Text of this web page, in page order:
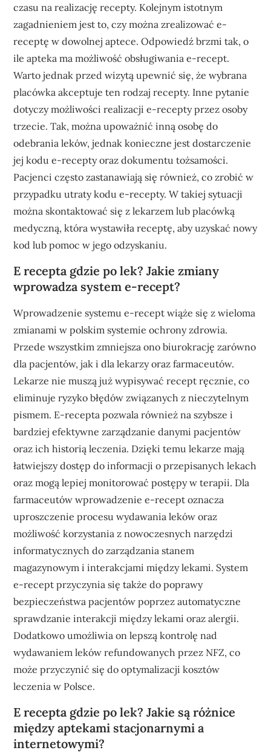
czasu na realizację recepty. Kolejnym istotnym
zagadnieniem jest to, czy można zrealizować e-
receptę w dowolnej aptece. Odpowiedź brzmi tak, o
ile apteka ma możliwość obsługiwania e-recept.
Warto jednak przed wizytą upewnić się, że wybrana
placówka akceptuje ten rodzaj recepty. Inne pytanie
dotyczy możliwości realizacji e-recepty przez osoby
trzecie. Tak, można upoważnić inną osobę do
odebrania leków, jednak konieczne jest dostarczenie
jej kodu e-recepty oraz dokumentu tożsamości.
Pacjenci często zastanawiają się również, co zrobić w
przypadku utraty kodu e-recepty. W takiej sytuacji
można skontaktować się z lekarzem lub placówką
medyczną, która wystawiła receptę, aby uzyskać nowy
kod lub pomoc w jego odzyskaniu.
E recepta gdzie po lek? Jakie zmiany
wprowadza system e-recept?
Wprowadzenie systemu e-recept wiąże się z wieloma
zmianami w polskim systemie ochrony zdrowia.
Przede wszystkim zmniejsza ono biurokrację zarówno
dla pacjentów, jak i dla lekarzy oraz farmaceutów.
Lekarze nie muszą już wypisywać recept ręcznie, co
eliminuje ryzyko błędów związanych z nieczytelnym
pismem. E-recepta pozwala również na szybsze i
bardziej efektywne zarządzanie danymi pacjentów
oraz ich historią leczenia. Dzięki temu lekarze mają
łatwiejszy dostęp do informacji o przepisanych lekach
oraz mogą lepiej monitorować postępy w terapii. Dla
farmaceutów wprowadzenie e-recept oznacza
uproszczenie procesu wydawania leków oraz
możliwość korzystania z nowoczesnych narzędzi
informatycznych do zarządzania stanem
magazynowym i interakcjami między lekami. System
e-recept przyczynia się także do poprawy
bezpieczeństwa pacjentów poprzez automatyczne
sprawdzanie interakcji między lekami oraz alergii.
Dodatkowo umożliwia on lepszą kontrolę nad
wydawaniem leków refundowanych przez NFZ, co
może przyczynić się do optymalizacji kosztów
leczenia w Polsce.
E recepta gdzie po lek? Jakie są różnice
między aptekami stacjonarnymi a
internetowymi?